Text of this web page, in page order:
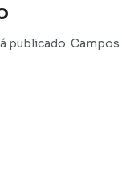
publicado.